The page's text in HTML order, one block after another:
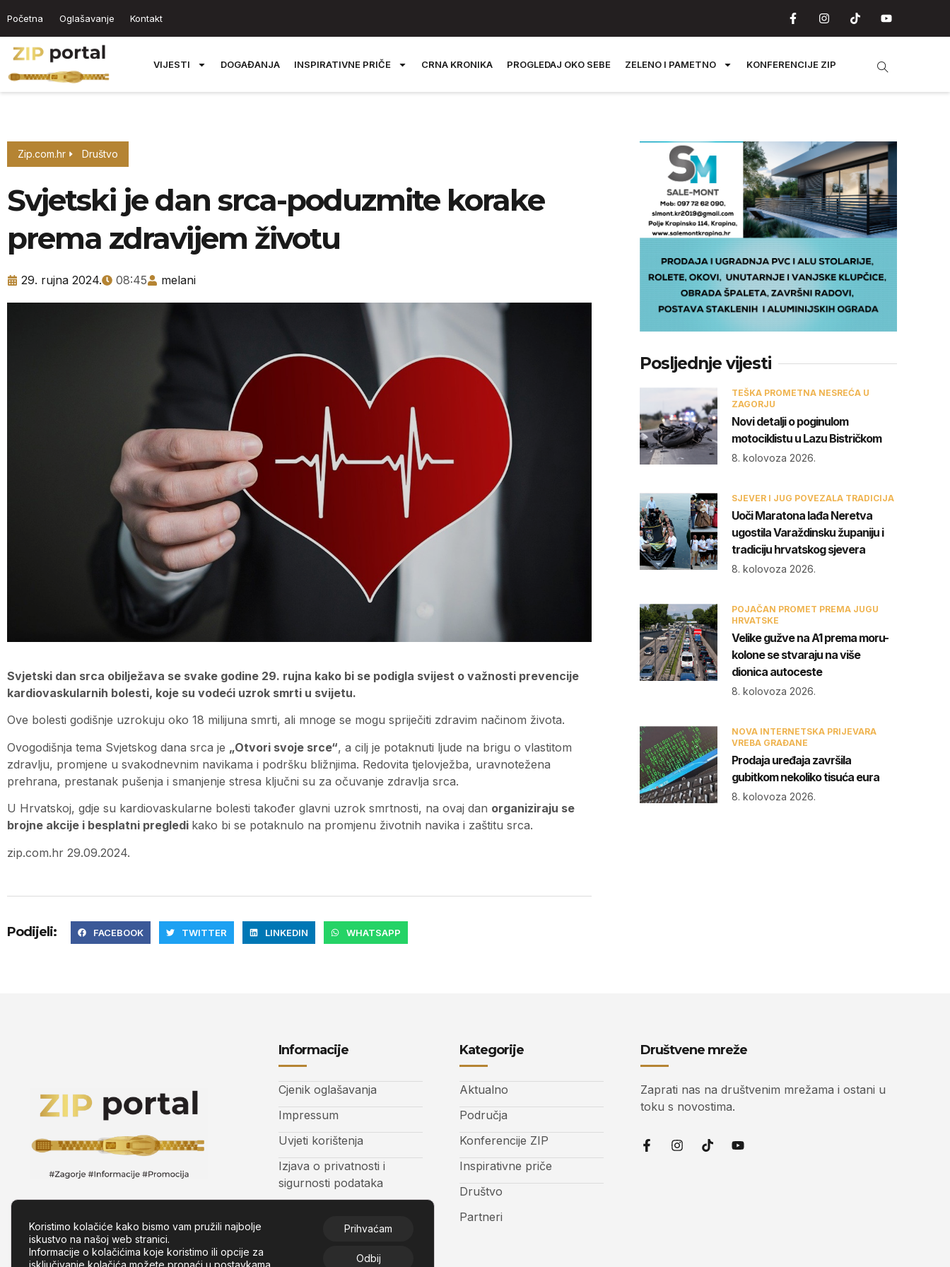
Početna Oglašavanje Kontakt
VIJESTI DOGAĐANJA INSPIRATIVNE PRIČE CRNA KRONIKA PROGLEDAJ OKO SEBE ZELENO I PAMETNO KONFERENCIJE ZIP
Zip.com.hr Društvo
Svjetski je dan srca-poduzmite korake
prema zdravijem životu
29. rujna 2024. 08:45 melani
Svjetski dan srca obilježava se svake godine 29. rujna kako bi se podigla svijest o važnosti prevencije
kardiovaskularnih bolesti, koje su vodeći uzrok smrti u svijetu.
Ove bolesti godišnje uzrokuju oko 18 milijuna smrti, ali mnoge se mogu spriječiti zdravim načinom života.
Ovogodišnja tema Svjetskog dana srca je „Otvori svoje srce“, a cilj je potaknuti ljude na brigu o vlastitom
zdravlju, promjene u svakodnevnim navikama i podršku bližnjima. Redovita tjelovježba, uravnotežena
prehrana, prestanak pušenja i smanjenje stresa ključni su za očuvanje zdravlja srca.
U Hrvatskoj, gdje su kardiovaskularne bolesti također glavni uzrok smrtnosti, na ovaj dan organiziraju se
brojne akcije i besplatni pregledi kako bi se potaknulo na promjenu životnih navika i zaštitu srca.
zip.com.hr 29.09.2024.
Podijeli: FACEBOOK TWITTER LINKEDIN WHATSAPP
Posljednje vijesti
TEŠKA PROMETNA NESREĆA U
ZAGORJU
Novi detalji o poginulom
motociklistu u Lazu Bistričkom
8. kolovoza 2026.
SJEVER I JUG POVEZALA TRADICIJA
Uoči Maratona lađa Neretva
ugostila Varaždinsku županiju i
tradiciju hrvatskog sjevera
8. kolovoza 2026.
POJAČAN PROMET PREMA JUGU
HRVATSKE
Velike gužve na A1 prema moru-
kolone se stvaraju na više
dionica autoceste
8. kolovoza 2026.
NOVA INTERNETSKA PRIJEVARA
VREBA GRAĐANE
Prodaja uređaja završila
gubitkom nekoliko tisuća eura
8. kolovoza 2026.
Informacije
Cjenik oglašavanja
Impressum
Uvjeti korištenja
Izjava o privatnosti i
sigurnosti podataka
Kategorije
Aktualno
Područja
Konferencije ZIP
Inspirativne priče
Društvo
Partneri
Društvene mreže
Zaprati nas na društvenim mrežama i ostani u
toku s novostima.
Koristimo kolačiće kako bismo vam pružili najbolje
iskustvo na našoj web stranici.
Informacije o kolačićima koje koristimo ili opcije za
isključivanje kolačića možete pronaći u postavkama
Prihvaćam
Odbij